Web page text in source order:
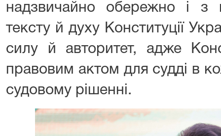
надзвичайно обережно і з
тексту й духу Конституції
силу й авторитет, адже
правовим актом для судді в
судовому рішенні.